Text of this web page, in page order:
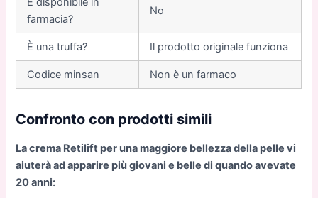
farmacia?
No
È una truffa? Il prodotto originale funziona
Codice minsan Non è un farmaco
Confronto con prodotti simili
La crema Retilift per una maggiore bellezza della pelle vi
aiuterà ad apparire più giovani e belle di quando avevate
20 anni: